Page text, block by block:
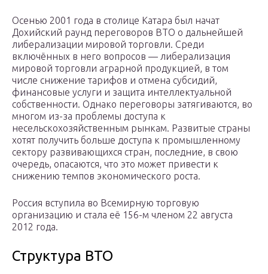
Осенью 2001 года в столице Катара был начат
Дохийский раунд переговоров ВТО о дальнейшей
либерализации мировой торговли. Среди
включённых в него вопросов — либерализация
мировой торговли аграрной продукцией, в том
числе снижение тарифов и отмена субсидий,
финансовые услуги и защита интеллектуальной
собственности. Однако переговоры затягиваются, во
многом из-за проблемы доступа к
несельскохозяйственным рынкам. Развитые страны
хотят получить больше доступа к промышленному
сектору развивающихся стран, последние, в свою
очередь, опасаются, что это может привести к
снижению темпов экономического роста.
Россия вступила во Всемирную торговую
организацию и стала её 156-м членом 22 августа
2012 года.
Структура ВТО